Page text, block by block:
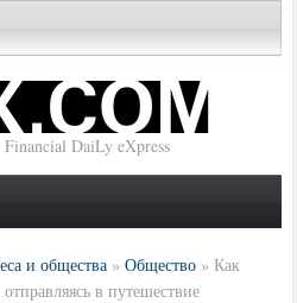
DaiLy eXpress
и общества »Общество »Как
в путешествие